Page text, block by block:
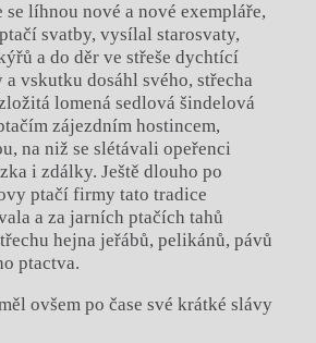
se líhnou nové a nové exempláře,
svatby, vysílal starosvaty,
a do děr ve střeše dychtící
a vskutku dosáhl svého, střecha
lomená sedlová šindelová
zájezdním hostincem,
na niž se slétávali opeřenci
i zdálky. Ještě dlouho po
ptačí firmy tato tradice
a za jarních ptačích tahů
hejna jeřábů, pelikánů, pávů
ptactva.
ovšem po čase své krátké slávy